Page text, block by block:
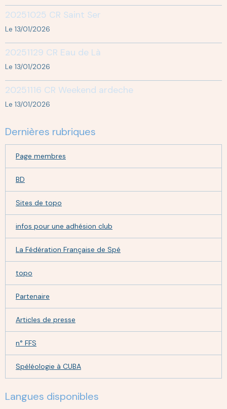
20251025 CR Saint Ser
Le 13/01/2026
20251129 CR Eau de Là
Le 13/01/2026
20251116 CR Weekend ardeche
Le 13/01/2026
Dernières rubriques
Page membres
BD
Sites de topo
infos pour une adhésion club
La Fédération Française de Spé
topo
Partenaire
Articles de presse
n° FFS
Spéléologie à CUBA
Langues disponibles